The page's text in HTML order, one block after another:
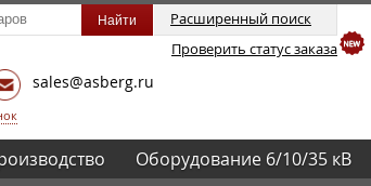
Расширенный поиск
Проверить статус заказа
sales@asberg.ru
Оборудование 6/10/35 кВ